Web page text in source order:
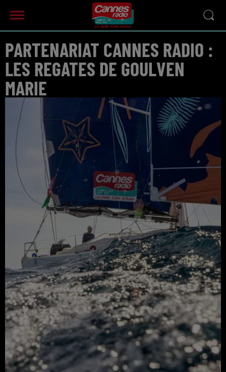
PARTENARIAT CANNES RADIO :
LES REGATES DE GOULVEN
MARIE